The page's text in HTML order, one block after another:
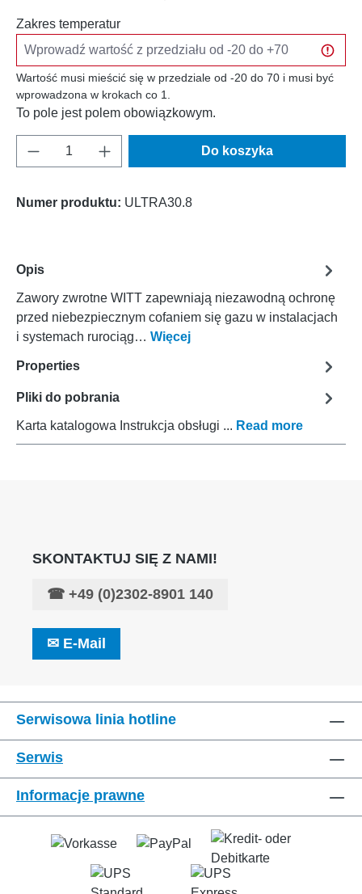
Zakres temperatur
Wartość musi mieścić się w przedziale od -20 do 70 i musi być
wprowadzona w krokach co 1.
To pole jest polem obowiązkowym.
Ilość produktu: Wprowadź żądaną ilość
Do koszyka
Numer produktu: ULTRA30.8
Opis
Zawory zwrotne WITT zapewniają niezawodną ochronę
przed niebezpiecznym cofaniem się gazu w instalacjach
i systemach rurociąg… Więcej
Properties
Pliki do pobrania
Karta katalogowa Instrukcja obsługi ... Read more
SKONTAKTUJ SIĘ Z NAMI!
☎ +49 (0)2302-8901 140
✉ E-Mail
Serwisowa linia hotline
Serwis
Informacje prawne